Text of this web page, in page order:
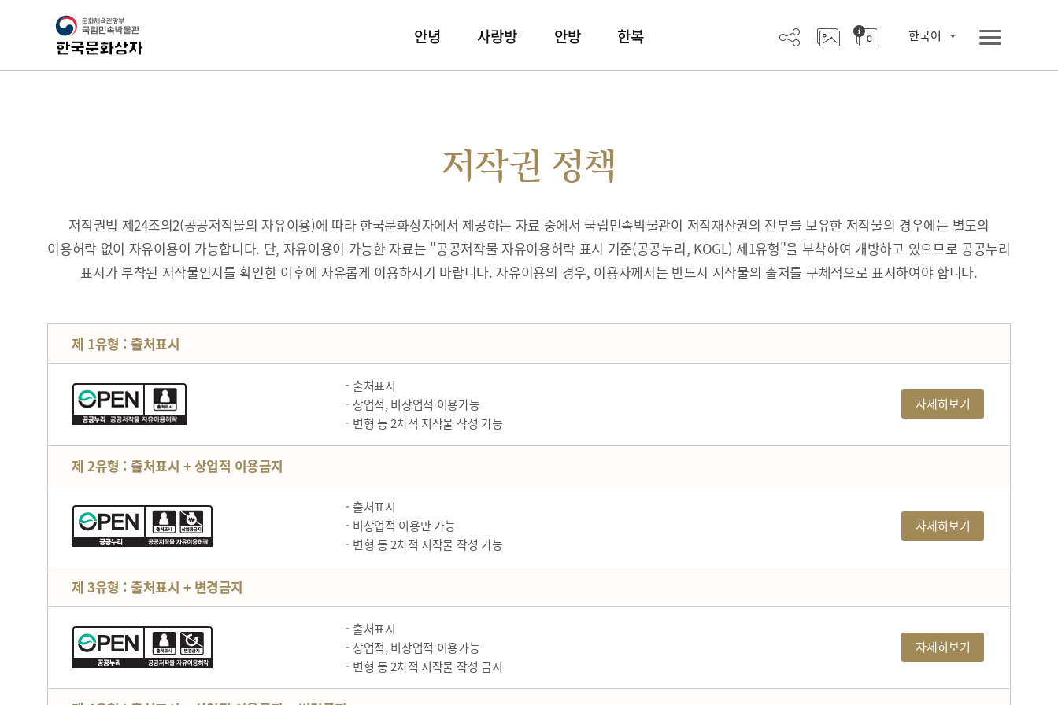
안녕 사랑방 안방 한복 한국어
저작권 정책
저작권법 제24조의2(공공저작물의 자유이용)에 따라 한국문화상자에서 제공하는 자료 중에서 국립민속박물관이 저작재산권의 전부를 보유한 저작물의 경우에는 별도의
이용허락 없이 자유이용이 가능합니다. 단, 자유이용이 가능한 자료는 "공공저작물 자유이용허락 표시 기준(공공누리, KOGL) 제1유형"을 부착하여 개방하고 있으므로 공공누리
표시가 부착된 저작물인지를 확인한 이후에 자유롭게 이용하시기 바랍니다. 자유이용의 경우, 이용자께서는 반드시 저작물의 출처를 구체적으로 표시하여야 합니다.
제 1유형 : 출처표시
출처표시
상업적, 비상업적 이용가능
변형 등 2차적 저작물 작성 가능
자세히보기
제 2유형 : 출처표시 + 상업적 이용금지
출처표시
비상업적 이용만 가능
변형 등 2차적 저작물 작성 가능
자세히보기
제 3유형 : 출처표시 + 변경금지
출처표시
상업적, 비상업적 이용가능
변형 등 2차적 저작물 작성 금지
자세히보기